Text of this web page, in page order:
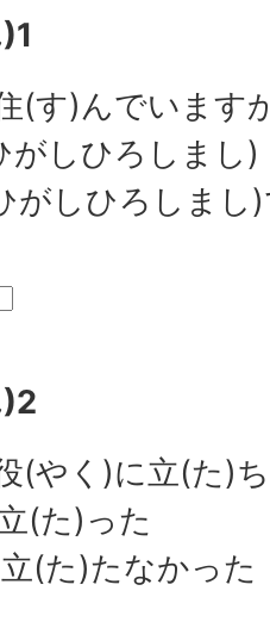
(す)んでいます
がしひろしまし)
がしひろしまし
(やく)に立(た)
(た)った
(た)たなかった